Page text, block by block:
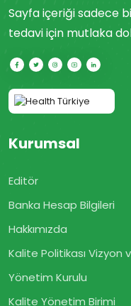
Sayfa içeriği sadece
tedavi için mutlaka
Kurumsal
Editör
Banka Hesap Bilgileri
Hakkımızda
Kalite Politikası Vizyon
Yönetim Kurulu
Kalite Yönetim Birimi